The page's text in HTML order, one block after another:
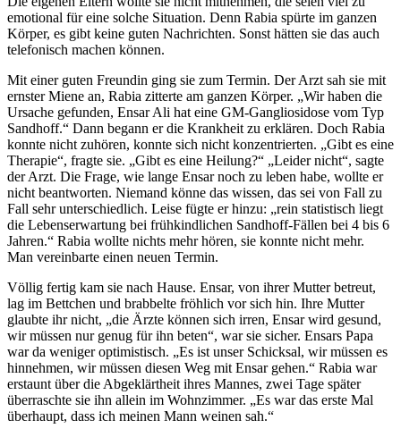
emotional für eine solche Situation. Denn Rabia spürte im ganzen
Körper, es gibt keine guten Nachrichten. Sonst hätten sie das auch
telefonisch machen können.
Mit einer guten Freundin ging sie zum Termin. Der Arzt sah sie mit
ernster Miene an, Rabia zitterte am ganzen Körper. „Wir haben die
Ursache gefunden, Ensar Ali hat eine GM-Gangliosidose vom Typ
Sandhoff.“ Dann begann er die Krankheit zu erklären. Doch Rabia
konnte nicht zuhören, konnte sich nicht konzentrierten. „Gibt es eine
Therapie“, fragte sie. „Gibt es eine Heilung?“ „Leider nicht“, sagte
der Arzt. Die Frage, wie lange Ensar noch zu leben habe, wollte er
nicht beantworten. Niemand könne das wissen, das sei von Fall zu
Fall sehr unterschiedlich. Leise fügte er hinzu: „rein statistisch liegt
die Lebenserwartung bei frühkindlichen Sandhoff-Fällen bei 4 bis 6
Jahren.“ Rabia wollte nichts mehr hören, sie konnte nicht mehr.
Man vereinbarte einen neuen Termin.
Völlig fertig kam sie nach Hause. Ensar, von ihrer Mutter betreut,
lag im Bettchen und brabbelte fröhlich vor sich hin. Ihre Mutter
glaubte ihr nicht, „die Ärzte können sich irren, Ensar wird gesund,
wir müssen nur genug für ihn beten“, war sie sicher. Ensars Papa
war da weniger optimistisch. „Es ist unser Schicksal, wir müssen es
hinnehmen, wir müssen diesen Weg mit Ensar gehen.“ Rabia war
erstaunt über die Abgeklärtheit ihres Mannes, zwei Tage später
überraschte sie ihn allein im Wohnzimmer. „Es war das erste Mal
überhaupt, dass ich meinen Mann weinen sah.“